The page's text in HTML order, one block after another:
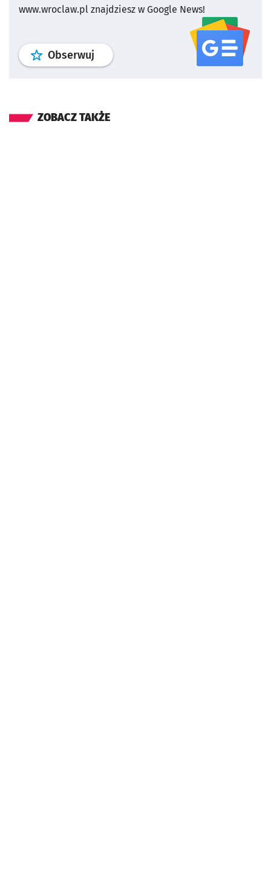
www.wroclaw.pl znajdziesz w Google News!
Obserwuj profil serwisu
ZOBACZ TAKŻE